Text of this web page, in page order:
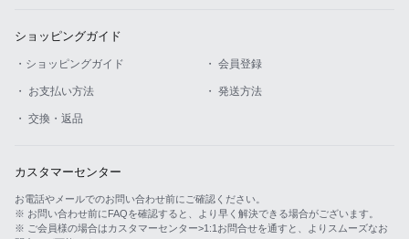
ショッピングガイド
・ショッピングガイド ・ 会員登録
・ お支払い方法 ・ 発送方法
・ 交換・返品
カスタマーセンター
お電話やメールでのお問い合わせ前にご確認ください。
※ お問い合わせ前にFAQを確認すると、より早く解決できる場合がございます。
※ ご会員様の場合はカスタマーセンター>1:1お問合せを通すと、よりスムーズなお